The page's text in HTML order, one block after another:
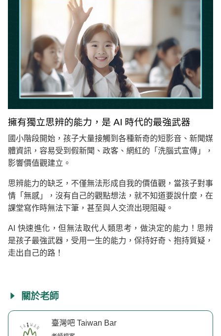
擁有獨立思辨的能力，是 AI 時代的最強武器
國小階段開始，孩子大量接觸到各種新奇的短影音、新聞媒
體資訊，容易受到假新聞、政客、網紅的「洗腦式宣傳」，
影響價值觀建立。
思辨能力的缺乏，不僅無法形成自我的價值觀，當孩子對事
情「無感」，沒有自己的觀點想法，就不知道要說什麼，在
課堂寫作時無法下筆，甚至與人交流出現阻礙。
AI 快速進化，但無法取代人類思考，做決定的能力！思辨
是孩子最強武器，受用一生的能力，保持好奇、抱持質疑，
走出自己的路！
關於老師
臺灣吧 Taiwan Bar